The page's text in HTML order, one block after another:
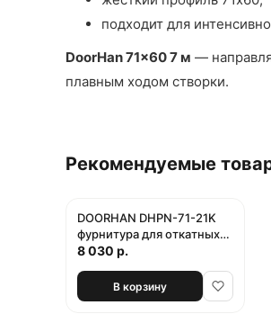
подходит для
DoorHan 71x60 7 м —
плавным ходом створки.
Рекомендуемые
DOORHAN DHPN-71-21K
фурнитура для откатных
ворот
8 030 р.
В корзину